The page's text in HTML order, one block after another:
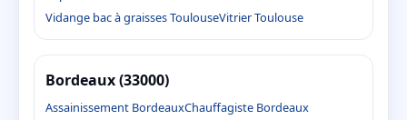
Vidange bac à graisses ToulouseVitrier Toulouse
Bordeaux (33000)
Assainissement BordeauxChauffagiste Bordeaux